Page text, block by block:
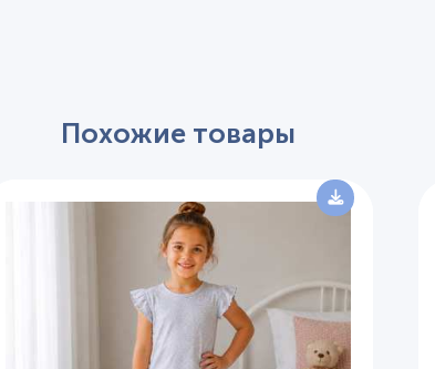
Похожие товары